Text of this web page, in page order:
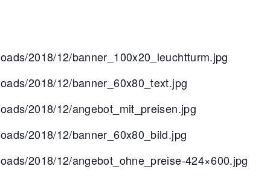
2018/12/banner_100x20_leuchtturm.jpg
2018/12/banner_60x80_text.jpg
2018/12/angebot_mit_preisen.jpg
2018/12/banner_60x80_bild.jpg
2018/12/angebot_ohne_preise-424×600.jpg